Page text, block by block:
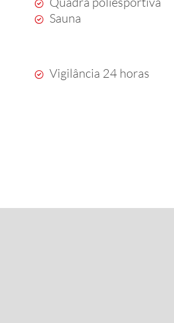
Sauna
Vigilância 24 horas